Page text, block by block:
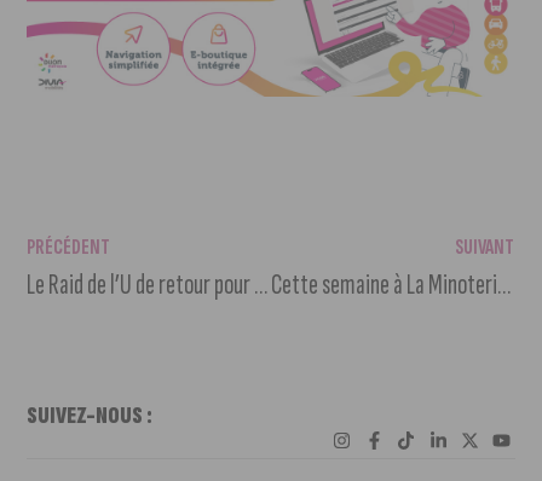
PRÉCÉDENT
Le Raid de l’U de retour pour un défi sportif grandeur nature au Lac Kir
SUIVANT
Cette semaine à La Minoterie : Risques & périls
SUIVEZ-NOUS :